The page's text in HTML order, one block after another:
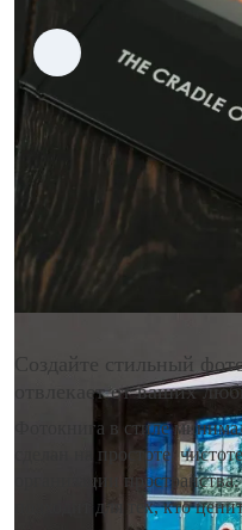
Создайте стильный
отвлекает от ваших
Фотокнига в стиле
сделан на простоте,
организации
подходит для тех, кто